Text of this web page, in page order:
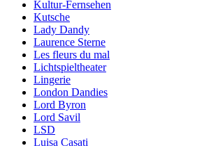
Kultur-Fernsehen
Kutsche
Lady Dandy
Laurence Sterne
Les fleurs du mal
Lichtspieltheater
Lingerie
London Dandies
Lord Byron
Lord Savil
LSD
Luisa Casati